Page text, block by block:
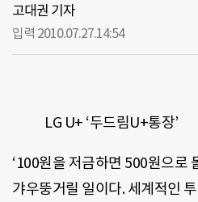
고대권 기자
입력 2010.07.27.14:54
LG U+ ‘두드림U+통장’
‘100원을 저금하면 500원으로
갸우뚱거릴 일이다. 세계적인